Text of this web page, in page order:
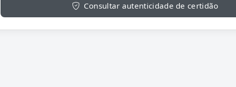
Consultar autenticidade de certidão